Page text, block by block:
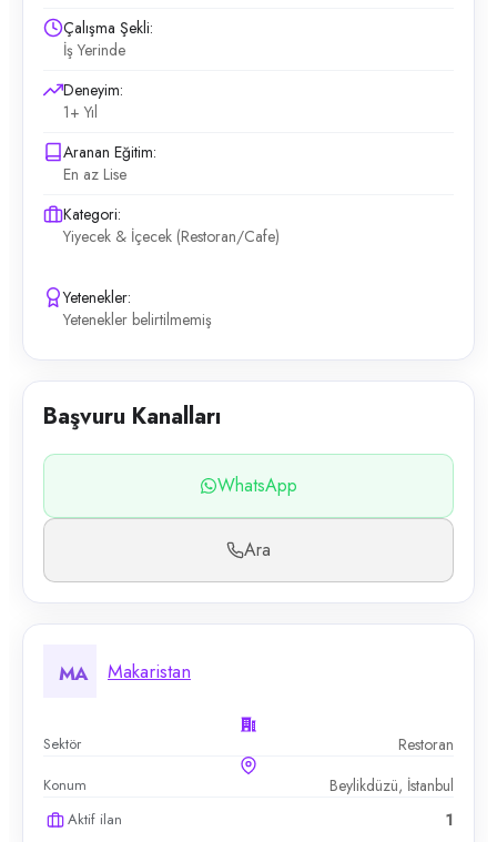
Çalışma Şekli:
İş Yerinde
Deneyim:
1+ Yıl
Aranan Eğitim:
En az Lise
Kategori:
Yiyecek & İçecek (Restoran/Cafe)
Yetenekler:
Yetenekler belirtilmemiş
Başvuru Kanalları
WhatsApp
Ara
MA Makaristan
Sektör Restoran
Konum Beylikdüzü, İstanbul
Aktif ilan 1